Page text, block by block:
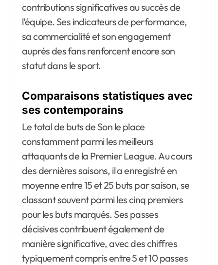
contributions significatives au succès de
l’équipe. Ses indicateurs de performance,
sa commercialité et son engagement
auprès des fans renforcent encore son
statut dans le sport.
Comparaisons statistiques avec
ses contemporains
Le total de buts de Son le place
constamment parmi les meilleurs
attaquants de la Premier League. Au cours
des dernières saisons, il a enregistré en
moyenne entre 15 et 25 buts par saison, se
classant souvent parmi les cinq premiers
pour les buts marqués. Ses passes
décisives contribuent également de
manière significative, avec des chiffres
typiquement compris entre 5 et 10 passes